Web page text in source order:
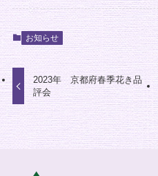
お知らせ
2023年 京都府春季花き品
評会